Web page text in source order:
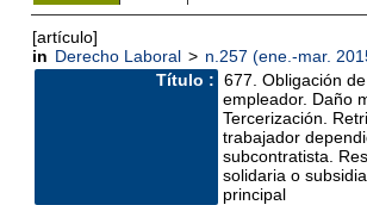
[artículo]
in Derecho Laboral > n.257 (ene.-mar.
Título : 677. Obligación
empleador. Daño
Tercerización.
trabajador
subcontratista.
solidaria o
principal